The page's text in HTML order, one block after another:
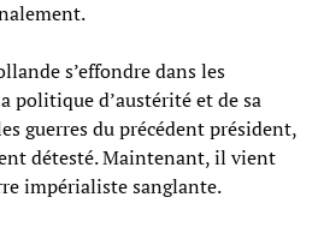
s’effondre dans les
politique d’austérité et de sa
guerres du précédent président,
détesté. Maintenant, il vient
impérialiste sanglante.